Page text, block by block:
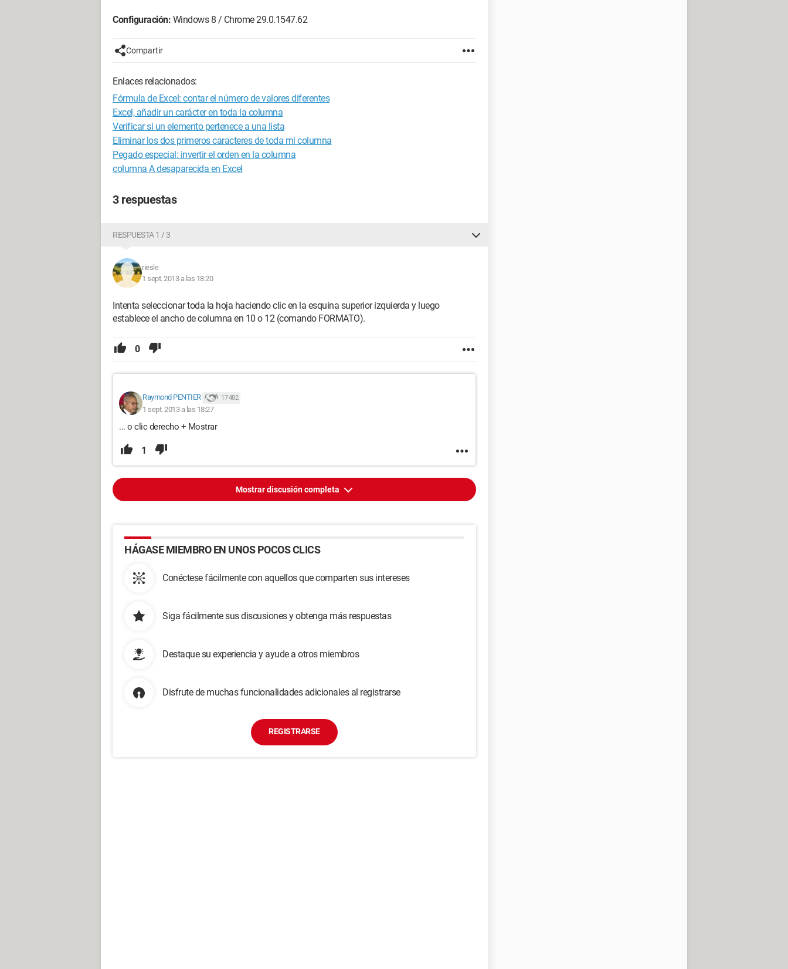
Configuración: Windows 8 / Chrome 29.0.1547.62
Compartir
Enlaces relacionados:
Fórmula de Excel: contar el número de valores diferentes
Excel, añadir un carácter en toda la columna
Verificar si un elemento pertenece a una lista
Eliminar los dos primeros caracteres de toda mi columna
Pegado especial: invertir el orden en la columna
columna A desaparecida en Excel
3 respuestas
RESPUESTA 1 / 3
riesle
1 sept. 2013 a las 18:20
Intenta seleccionar toda la hoja haciendo clic en la esquina superior izquierda y luego
establece el ancho de columna en 10 o 12 (comando FORMATO).
0
Raymond PENTIER 17 482
1 sept. 2013 a las 18:27
... o clic derecho + Mostrar
1
Mostrar discusión completa
HÁGASE MIEMBRO EN UNOS POCOS CLICS
Conéctese fácilmente con aquellos que comparten sus intereses
Siga fácilmente sus discusiones y obtenga más respuestas
Destaque su experiencia y ayude a otros miembros
Disfrute de muchas funcionalidades adicionales al registrarse
REGISTRARSE